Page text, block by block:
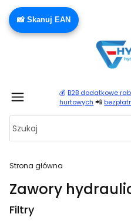
📸 Skanuj EAN
💰 B2B dodatkowe
hurtowych 📲
Strona główna
Zawory
Filtry